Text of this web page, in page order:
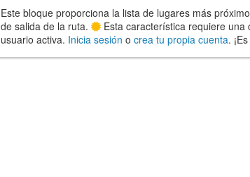
Este bloque proporciona la lista de lugares más
de salida de la ruta.
Esta característica requiere una
usuario activa. Inicia sesión o crea tu propia cuenta.